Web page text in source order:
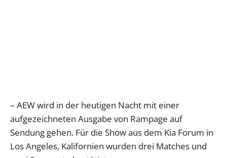
– AEW wird in der heutigen Nacht mit einer
aufgezeichneten Ausgabe von Rampage auf
Sendung gehen. Für die Show aus dem Kia Forum in
Los Angeles, Kalifornien wurden drei Matches und